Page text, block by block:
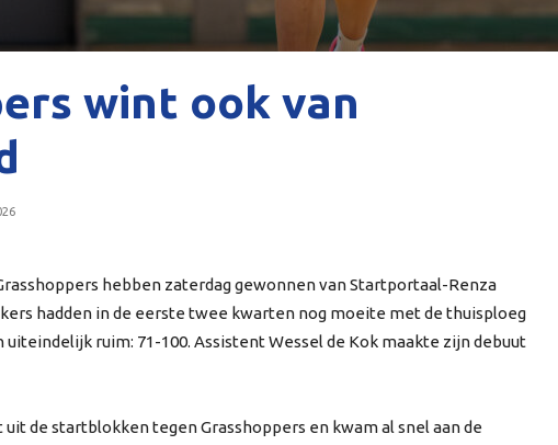
wint ook van
hebben zaterdag gewonnen van Startportaal-Renza
hadden in de eerste twee kwarten nog moeite met de thuisploeg
ruim: 71-100. Assistent Wessel de Kok maakte zijn debuut
de startblokken tegen Grasshoppers en kwam al snel aan de